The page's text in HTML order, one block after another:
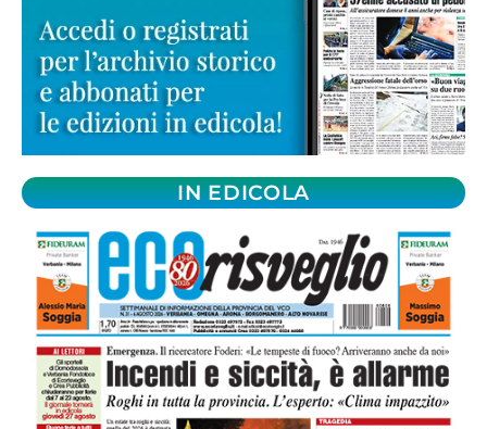
IN EDICOLA